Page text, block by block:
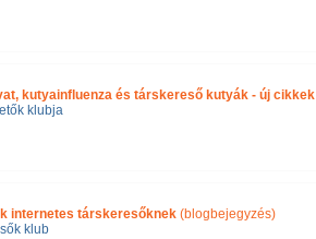
kutyainfluenza és társkereső kutyák - új
klubja
internetes társkeresőknek (blogbejegyzés)
klub